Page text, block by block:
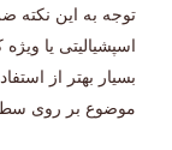
توجه به این نکته
اسپشیالیتی یا
بسیار بهتر از
موضوع بر روی